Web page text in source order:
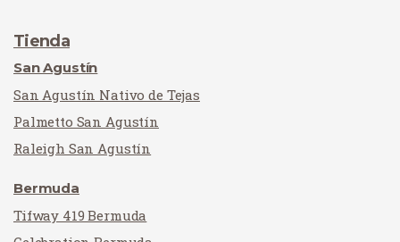
Tienda
San Agustín
San Agustín Nativo de Tejas
Palmetto San Agustín
Raleigh San Agustín
Bermuda
Tifway 419 Bermuda